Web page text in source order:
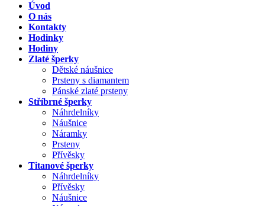
Úvod
O nás
Kontakty
Hodinky
Hodiny
Zlaté šperky
Dětské náušnice
Prsteny s diamantem
Pánské zlaté prsteny
Stříbrné šperky
Náhrdelníky
Náušnice
Náramky
Prsteny
Přívěsky
Titanové šperky
Náhrdelníky
Přívěsky
Náušnice